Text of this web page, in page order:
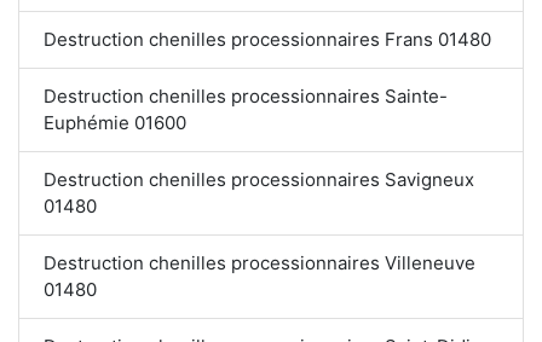
Destruction chenilles processionnaires Frans 01480
Destruction chenilles processionnaires Sainte-
Euphémie 01600
Destruction chenilles processionnaires Savigneux
01480
Destruction chenilles processionnaires Villeneuve
01480